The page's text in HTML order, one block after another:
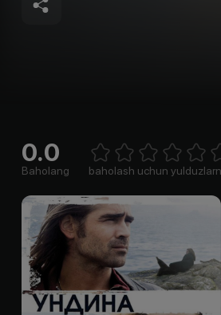
0.0
Baholang 1 Star2 Stars3 Stars4 Stars5 Stars
6
baholash uchun